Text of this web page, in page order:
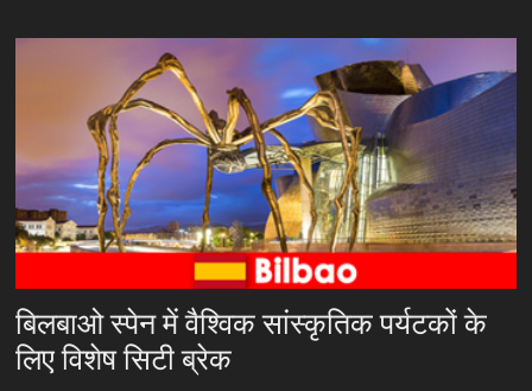
बिलबाओ स्पेन में वैश्विक सांस्कृतिक पर्यटकों के
लिए विशेष सिटी ब्रेक